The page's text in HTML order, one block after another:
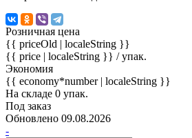
Розничная цена
{{ priceOld | localeString }}
{{ price | localeString }} / упак.
Экономия
{{ economy*number | localeString }}
На складе 0 упак.
Под заказ
Обновлено 09.08.2026
-